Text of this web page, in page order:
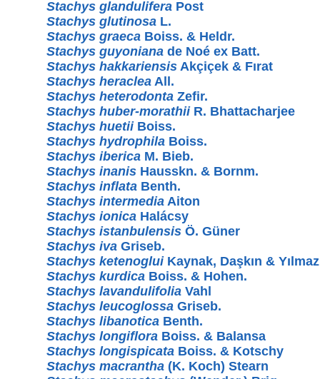
Stachys glandulifera Post
Stachys glutinosa L.
Stachys graeca Boiss. & Heldr.
Stachys guyoniana de Noé ex Batt.
Stachys hakkariensis Akçiçek & Fırat
Stachys heraclea All.
Stachys heterodonta Zefir.
Stachys huber-morathiiR. Bhattacharjee
Stachys huetiiBoiss.
Stachys hydrophila Boiss.
Stachys iberica M. Bieb.
Stachys inanis Hausskn. & Bornm.
Stachys inflata Benth.
Stachys intermedia Aiton
Stachys ionica Halácsy
Stachys istanbulensis Ö. Güner
Stachys iva Griseb.
Stachys ketenogluiKaynak, Daşkın & Yılmaz
Stachys kurdica Boiss. & Hohen.
Stachys lavandulifolia Vahl
Stachys leucoglossa Griseb.
Stachys libanotica Benth.
Stachys longiflora Boiss. & Balansa
Stachys longispicata Boiss. & Kotschy
Stachys macrantha (K. Koch) Stearn